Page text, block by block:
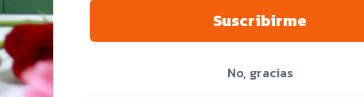
Suscribirme
No, gracias